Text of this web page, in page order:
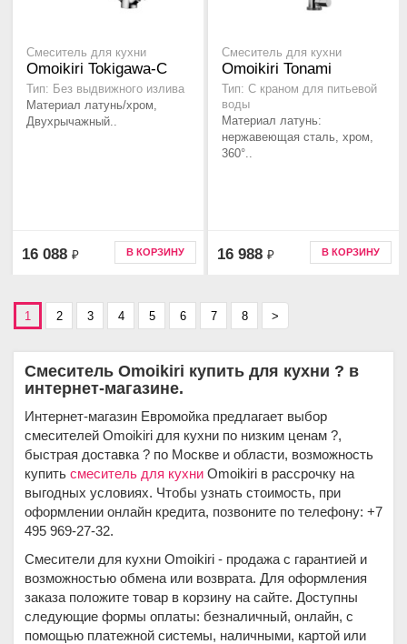
Смеситель для кухни
Omoikiri Tokigawa-C
Тип: Без выдвижного излива
Материал латунь/хром,
Двухрычажный..
16 088 ₽ В КОРЗИНУ
Смеситель для кухни
Omoikiri Tonami
Тип: С краном для питьевой
воды
Материал латунь:
нержавеющая сталь, хром,
360°..
16 988 ₽ В КОРЗИНУ
1 2 3 4 5 6 7 8 >
Смеситель Omoikiri купить для кухни ? в
интернет-магазине.
Интернет-магазин Евромойка предлагает выбор
смесителей Omoikiri для кухни по низким ценам ?,
быстрая доставка ? по Москве и области, возможность
купить смеситель для кухни Omoikiri в рассрочку на
выгодных условиях. Чтобы узнать стоимость, при
оформлении онлайн кредита, позвоните по телефону: +7
495 969-27-32.
Смесители для кухни Omoikiri - продажа с гарантией и
возможностью обмена или возврата. Для оформления
заказа положите товар в корзину на сайте. Доступны
следующие формы оплаты: безналичный, онлайн, с
помощью платежной системы, наличными, картой или